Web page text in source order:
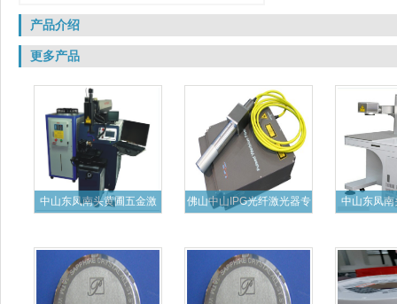
产品介绍
更多产品
中山东凤南头黄圃五金激
佛山中山IPG光纤激光器专
中山东凤